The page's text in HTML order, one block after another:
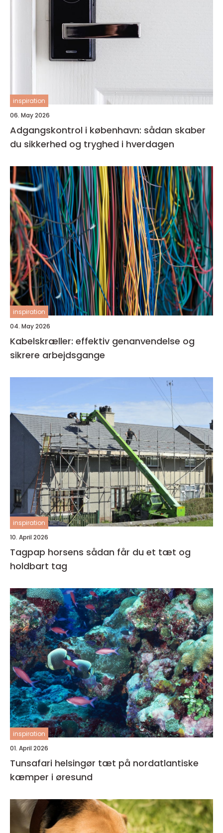
inspiration
06. May 2026
Adgangskontrol i københavn: sådan skaber
du sikkerhed og tryghed i hverdagen
inspiration
04. May 2026
Kabelskræller: effektiv genanvendelse og
sikrere arbejdsgange
inspiration
10. April 2026
Tagpap horsens sådan får du et tæt og
holdbart tag
inspiration
01. April 2026
Tunsafari helsingør tæt på nordatlantiske
kæmper i øresund